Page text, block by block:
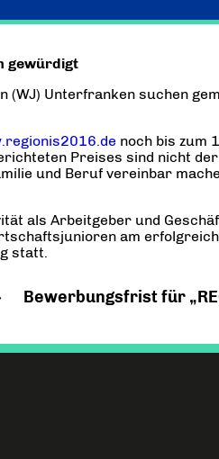
gewürdigt
Unterfranken suchen
noch bis zum
Preises sind nicht
und Beruf vereinbar
als Arbeitgeber und
am
statt.
Bewerbungsfrist für